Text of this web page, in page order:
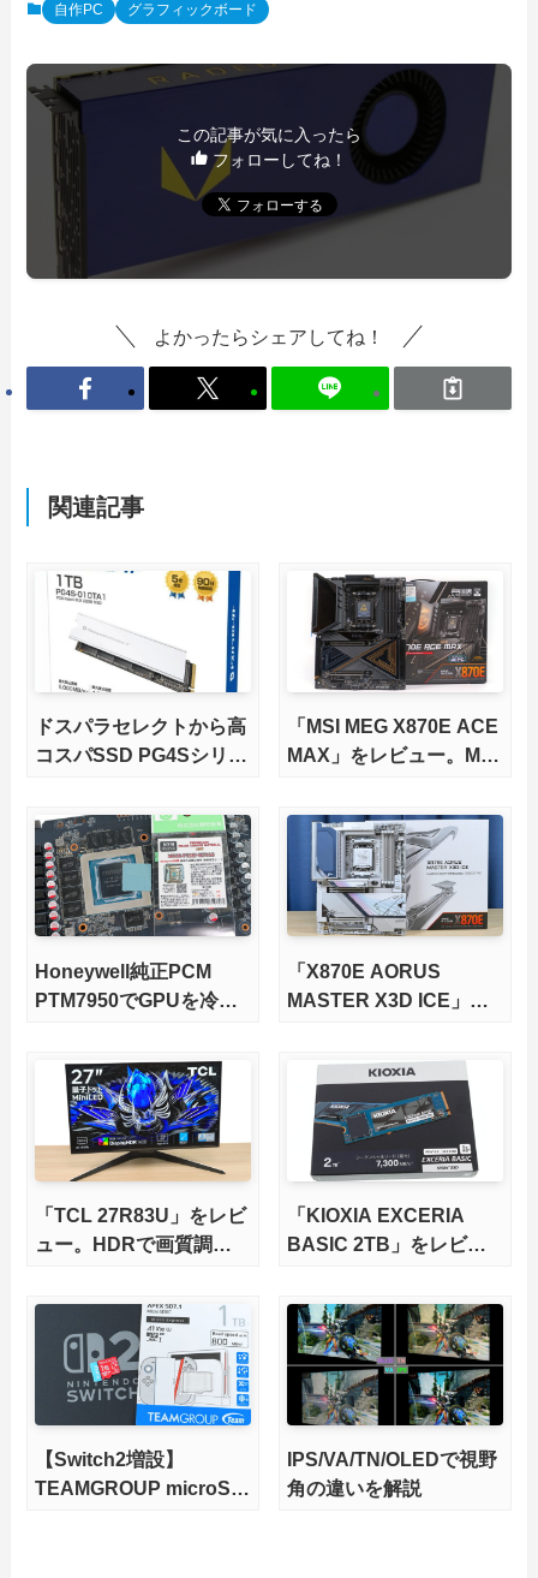
自作PC グラフィックボード
この記事が気に入ったら
フォローしてね！
よかったらシェアしてね！
関連記事
ドスパラセレクトから高
コスパSSD PG4Sシリー
「MSI MEG X870E ACE
MAX」をレビュー。M.2
版X870Eマザーボードを
徹底検証
Honeywell純正PCM
PTM7950でGPUを冷や
「X870E AORUS
MASTER X3D ICE」を
さらに高速にする完全版
X870Eマザーボードを徹
底検証
「TCL 27R83U」をレビ
ュー。HDRで画質調整
輝度も発揮！
「KIOXIA EXCERIA
BASIC 2TB」をレビュ
力、高性能、高コスパを
実現！
【Switch2増設】
TEAMGROUP microSD
IPS/VA/TN/OLEDで視野
角の違いを解説